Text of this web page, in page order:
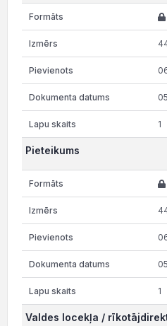
1
Pieteikums
1
Valdes locekļa /